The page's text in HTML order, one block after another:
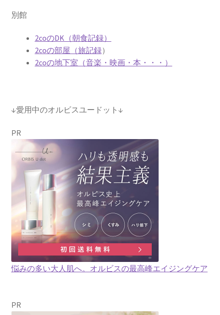
別館
2coのDK（朝食記録）
2coの部屋（旅記録）
2coの地下室（音楽・映画・本・・・）
↓愛用中のオルビスユードット↓
PR
悩みの多い大人肌へ。オルビスの最高峰エイジングケア
PR